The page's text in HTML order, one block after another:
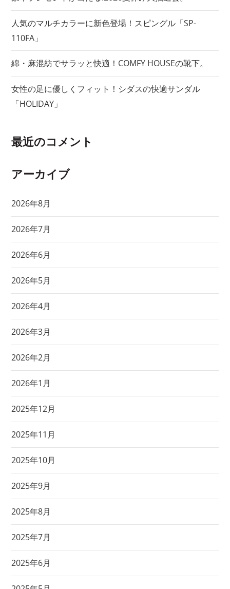
人気のマルチカラーに新色登場！スピングル「SP-
110FA」
綿・麻混紡でサラッと快適！COMFY HOUSEの靴下。
女性の足に優しくフィット！シダスの快適サンダル
「HOLIDAY」
最近のコメント
アーカイブ
2026年8月
2026年7月
2026年6月
2026年5月
2026年4月
2026年3月
2026年2月
2026年1月
2025年12月
2025年11月
2025年10月
2025年9月
2025年8月
2025年7月
2025年6月